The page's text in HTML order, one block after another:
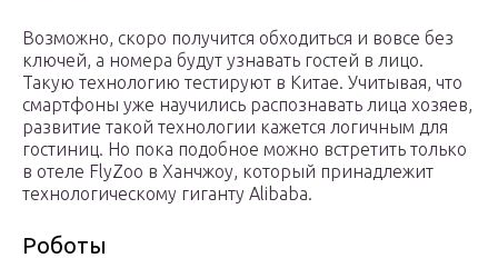
Возможно, скоро получится обходиться и вовсе без
ключей, а номера будут узнавать гостей в лицо.
Такую технологию тестируют в Китае. Учитывая, что
смартфоны уже научились распознавать лица хозяев,
развитие такой технологии кажется логичным для
гостиниц. Но пока подобное можно встретить только
в отеле FlyZoo в Ханчжоу, который принадлежит
технологическому гиганту Alibaba.
Роботы